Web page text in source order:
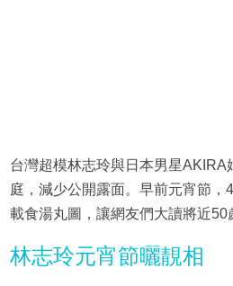
台灣超模林志玲與日本男星AKIRA
庭，減少公開露面。早前元宵節，
載食湯丸圖，讓網友們大讀將近50
林志玲元宵節曬靚相